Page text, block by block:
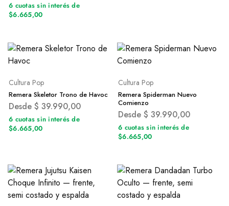
6 cuotas sin interés de
$6.665,00
Cultura Pop
Remera Skeletor Trono de Havoc
Desde $ 39.990,00
6 cuotas sin interés de
$6.665,00
Cultura Pop
Remera Spiderman Nuevo
Comienzo
Desde $ 39.990,00
6 cuotas sin interés de
$6.665,00